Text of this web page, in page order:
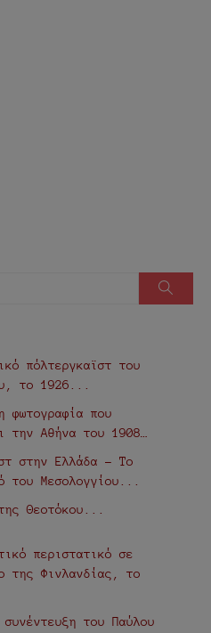
πόλτεργκαϊστ του
το 1926...
φωτογραφία που
την Αθήνα του 1908…
στην Ελλάδα - Το
του Μεσολογγίου...
Θεοτόκου...
περιστατικό σε
της Φινλανδίας, το
του Παύλου